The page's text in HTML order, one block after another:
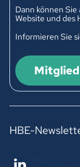
Dann können
Website und des
Informieren Sie
HBE-